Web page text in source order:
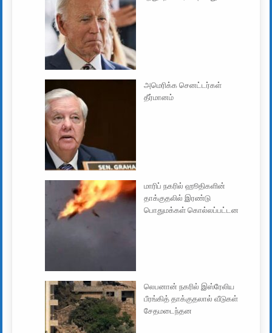
அமெரிக்க செனட்டர்கள்
தீர்மானம்
மாரிப் நகரில் ஹூதிகளின்
தாக்குதலில் இரண்டு
பொதுமக்கள் கொல்லப்பட்டன
லெபனான் நகரில் இஸ்ரேலிய
பீரங்கித் தாக்குதலால் வீடுகள்
சேதமடைந்தன